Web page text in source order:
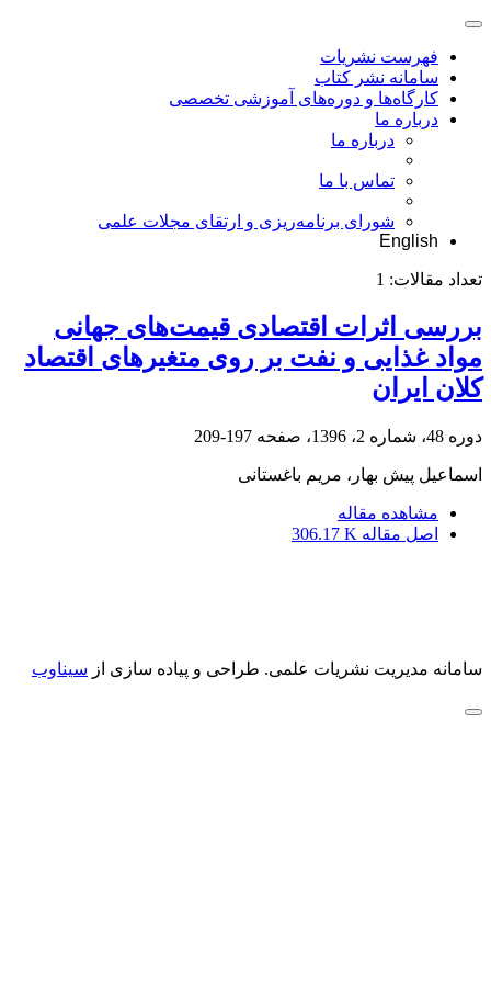
فهرست نشریات
سامانه نشر کتاب
کارگاه‌ها و دوره‌های آموزشی تخصصی
درباره ما
درباره ما
تماس با ما
شورای برنامه‌ریزی و ارتقای مجلات علمی
English
تعداد مقالات: 1
بررسی اثرات اقتصادی قیمت‌های جهانی
مواد غذایی و نفت بر روی متغیرهای اقتصاد
کلان ایران
دوره 48، شماره 2، 1396، صفحه 197-209
اسماعیل پیش بهار، مریم باغستانی
مشاهده مقاله
اصل مقاله 306.17 K
سامانه مدیریت نشریات علمی. طراحی و پیاده سازی از سیناوب